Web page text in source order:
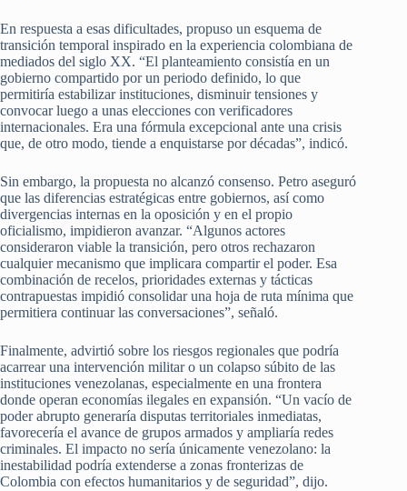
En respuesta a esas dificultades, propuso un esquema de
transición temporal inspirado en la experiencia colombiana de
mediados del siglo XX. “El planteamiento consistía en un
gobierno compartido por un periodo definido, lo que
permitiría estabilizar instituciones, disminuir tensiones y
convocar luego a unas elecciones con verificadores
internacionales. Era una fórmula excepcional ante una crisis
que, de otro modo, tiende a enquistarse por décadas”, indicó.
Sin embargo, la propuesta no alcanzó consenso. Petro aseguró
que las diferencias estratégicas entre gobiernos, así como
divergencias internas en la oposición y en el propio
oficialismo, impidieron avanzar. “Algunos actores
consideraron viable la transición, pero otros rechazaron
cualquier mecanismo que implicara compartir el poder. Esa
combinación de recelos, prioridades externas y tácticas
contrapuestas impidió consolidar una hoja de ruta mínima que
permitiera continuar las conversaciones”, señaló.
Finalmente, advirtió sobre los riesgos regionales que podría
acarrear una intervención militar o un colapso súbito de las
instituciones venezolanas, especialmente en una frontera
donde operan economías ilegales en expansión. “Un vacío de
poder abrupto generaría disputas territoriales inmediatas,
favorecería el avance de grupos armados y ampliaría redes
criminales. El impacto no sería únicamente venezolano: la
inestabilidad podría extenderse a zonas fronterizas de
Colombia con efectos humanitarios y de seguridad”, dijo.